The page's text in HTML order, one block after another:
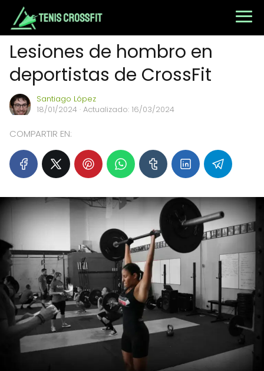
Lesiones de hombro en
deportistas de CrossFit
Santiago López
18/01/2024 · Actualizado: 16/03/2024
COMPARTIR EN: